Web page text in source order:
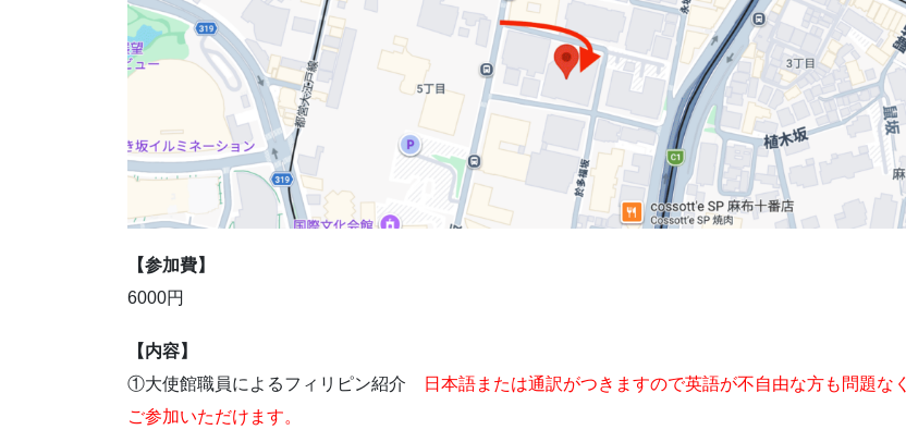
【参加費】
6000円
【内容】
①大使館職員によるフィリピン紹介
日本語または通訳がつきますので英語が不自由な方も問題なく
ご参加いただけます。